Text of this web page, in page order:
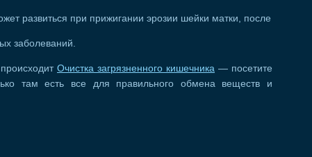
развиться при прижигании эрозии шейки матки, после
заболеваний.
Очистка загрязненного кишечника — посетите
там есть все для правильного обмена веществ и